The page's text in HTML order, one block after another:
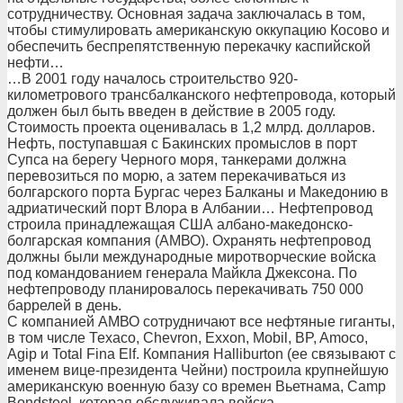
сотрудничеству. Основная задача заключалась в том,
чтобы стимулировать американскую оккупацию Косово и
обеспечить беспрепятственную перекачку каспийской
нефти…
…В 2001 году началось строительство 920-
километрового трансбалканского нефтепровода, который
должен был быть введен в действие в 2005 году.
Стоимость проекта оценивалась в 1,2 млрд. долларов.
Нефть, поступавшая с Бакинских промыслов в порт
Супса на берегу Черного моря, танкерами должна
перевозиться по морю, а затем перекачиваться из
болгарского порта Бургас через Балканы и Македонию в
адриатический порт Влора в Албании… Нефтепровод
строила принадлежащая США албано-македонско-
болгарская компания (АМВО). Охранять нефтепровод
должны были международные миротворческие войска
под командованием генерала Майкла Джексона. По
нефтепроводу планировалось перекачивать 750 000
баррелей в день.
С компанией АМВО сотрудничают все нефтяные гиганты,
в том числе Техасо, Chevron, Exxon, Mobil, BP, Amoco,
Agip и Total Fina Elf. Компания Halliburton (ее связывают с
именем вице-президента Чейни) построила крупнейшую
американскую военную базу со времен Вьетнама, Camp